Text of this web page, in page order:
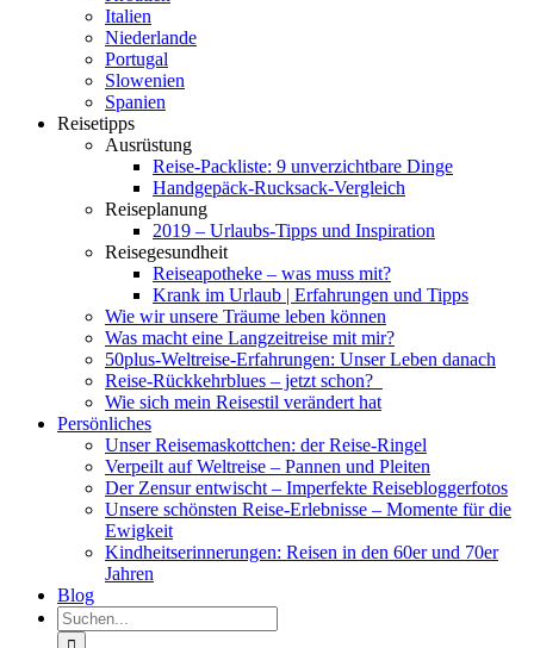
Italien
Niederlande
Portugal
Slowenien
Spanien
Reisetipps
Ausrüstung
Reise-Packliste: 9 unverzichtbare Dinge
Handgepäck-Rucksack-Vergleich
Reiseplanung
2019 – Urlaubs-Tipps und Inspiration
Reisegesundheit
Reiseapotheke – was muss mit?
Krank im Urlaub | Erfahrungen und Tipps
Wie wir unsere Träume leben können
Was macht eine Langzeitreise mit mir?
50plus-Weltreise-Erfahrungen: Unser Leben danach
Reise-Rückkehrblues – jetzt schon?
Wie sich mein Reisestil verändert hat
Persönliches
Unser Reisemaskottchen: der Reise-Ringel
Verpeilt auf Weltreise – Pannen und Pleiten
Der Zensur entwischt – Imperfekte Reisebloggerfotos
Unsere schönsten Reise-Erlebnisse – Momente für die
Ewigkeit
Kindheitserinnerungen: Reisen in den 60er und 70er
Jahren
Blog
Suche
nach: